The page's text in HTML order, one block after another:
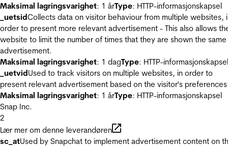
Maksimal lagringsvarighet: 1 årType: HTTP-informasjonskapsel
_uetsidCollects data on visitor behaviour from multiple websites,
order to present more relevant advertisement - This also allows
website to limit the number of times that they are shown the same
advertisement.
Maksimal lagringsvarighet: 1 dagType: HTTP-informasjonskapsel
_uetvidUsed to track visitors on multiple websites, in order to
present relevant advertisement based on the visitor's
Maksimal lagringsvarighet: 1 årType: HTTP-informasjonskapsel
Snap Inc.
2
Lær mer om denne leverandøren
sc_atUsed by Snapchat to implement advertisement content on